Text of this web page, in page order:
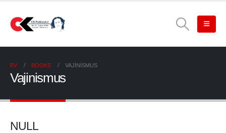
EV BOOKS VAJINISMUS
Vajinismus
NULL